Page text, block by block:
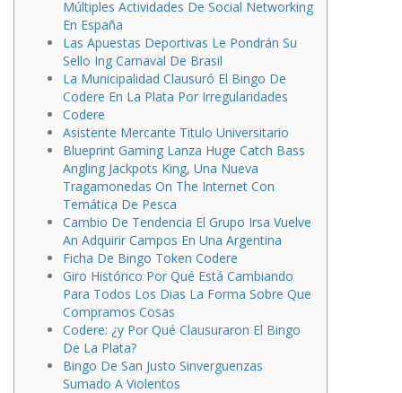
Múltiples Actividades De Social Networking
En España
Las Apuestas Deportivas Le Pondrán Su
Sello Ing Carnaval De Brasil
La Municipalidad Clausuró El Bingo De
Codere En La Plata Por Irregularidades
Codere
Asistente Mercante Titulo Universitario
Blueprint Gaming Lanza Huge Catch Bass
Angling Jackpots King, Una Nueva
Tragamonedas On The Internet Con
Temática De Pesca
Cambio De Tendencia El Grupo Irsa Vuelve
An Adquirir Campos En Una Argentina
Ficha De Bingo Token Codere
Giro Histórico Por Qué Está Cambiando
Para Todos Los Dias La Forma Sobre Que
Compramos Cosas
Codere: ¿y Por Qué Clausuraron El Bingo
De La Plata?
Bingo De San Justo Sinverguenzas
Sumado A Violentos